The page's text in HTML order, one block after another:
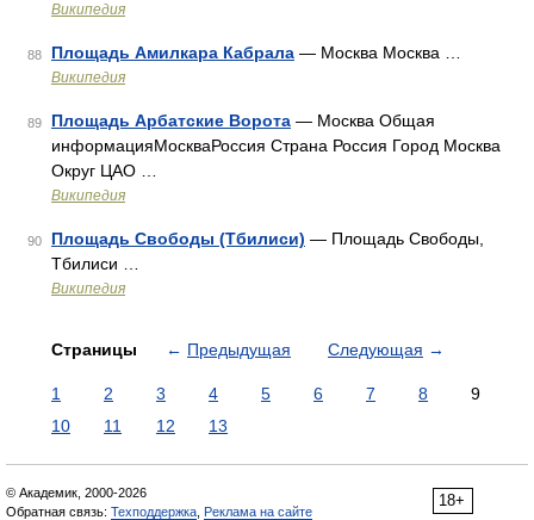
Википедия
88 Площадь Амилкара Кабрала — Москва Москва …
Википедия
89 Площадь Арбатские Ворота — Москва Общая
информацияМоскваРоссия Страна Россия Город Москва
Округ ЦАО …
Википедия
90 Площадь Свободы (Тбилиси) — Площадь Свободы,
Тбилиси …
Википедия
Страницы ← Предыдущая Следующая →
1 2 3 4 5 6 7 8
9
10
11 12 13
18+
© Академик, 2000-2026
Обратная связь: Техподдержка Реклама на сайте